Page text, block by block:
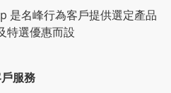
是名峰行為客戶提供選定產品
特選優惠而設
服務